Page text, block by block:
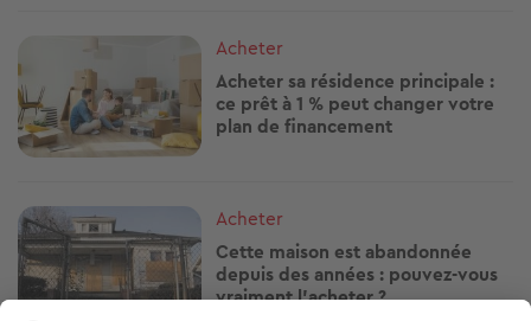
Acheter
Acheter sa résidence principale :
ce prêt à 1 % peut changer votre
plan de financement
Image
Acheter
Cette maison est abandonnée
depuis des années : pouvez-vous
vraiment l’acheter ?